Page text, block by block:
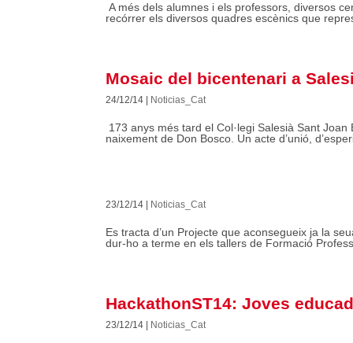
A més dels alumnes i els professors, diversos
recórrer els diversos quadres escènics que
Mosaic del bicentenari a
24/12/14 Noticias_Cat
173 anys més tard el Col·legi Salesià Sant
naixement de Don Bosco. Un acte d’unió,
23/12/14 Noticias_Cat
Es tracta d’un Projecte que aconsegueix ja la
dur-ho a terme en els tallers de Formació
HackathonST14: Joves
23/12/14 Noticias_Cat